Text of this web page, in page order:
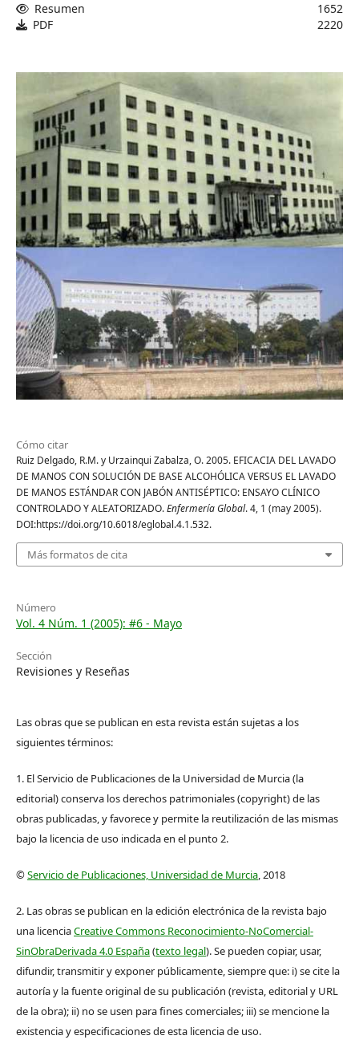
Resumen
1652
PDF
2220
Cómo citar
Ruiz Delgado, R.M. y Urzainqui Zabalza, O. 2005. EFICACIA DEL LAVADO
DE MANOS CON SOLUCIÓN DE BASE ALCOHÓLICA VERSUS EL LAVADO
DE MANOS ESTÁNDAR CON JABÓN ANTISÉPTICO: ENSAYO CLÍNICO
CONTROLADO Y ALEATORIZADO.Enfermería Global. 4, 1 (may 2005).
DOI:https://doi.org/10.6018/eglobal.4.1.532.
Más formatos de cita
Número
Vol. 4 Núm. 1 (2005): #6 - Mayo
Sección
Revisiones y Reseñas
Las obras que se publican en esta revista están sujetas a los
siguientes términos:
1. El Servicio de Publicaciones de la Universidad de Murcia (la
editorial) conserva los derechos patrimoniales (copyright) de las
obras publicadas, y favorece y permite la reutilización de las mismas
bajo la licencia de uso indicada en el punto 2.
©Servicio de Publicaciones, Universidad de Murcia, 2018
2. Las obras se publican en la edición electrónica de la revista bajo
una licenciaCreative Commons Reconocimiento-NoComercial-
SinObraDerivada 4.0 España(texto legal). Se pueden copiar, usar,
difundir, transmitir y exponer públicamente, siempre que: i) se cite la
autoría y la fuente original de su publicación (revista, editorial y URL
de la obra); ii) no se usen para fines comerciales; iii) se mencione la
existencia y especificaciones de esta licencia de uso.